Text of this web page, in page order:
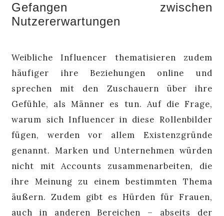
Gefangen zwischen
Nutzererwartungen
Weibliche Influencer thematisieren zudem
häufiger ihre Beziehungen online und
sprechen mit den Zuschauern über ihre
Gefühle, als Männer es tun. Auf die Frage,
warum sich Influencer in diese Rollenbilder
fügen, werden vor allem Existenzgründe
genannt. Marken und Unternehmen würden
nicht mit Accounts zusammenarbeiten, die
ihre Meinung zu einem bestimmten Thema
äußern. Zudem gibt es Hürden für Frauen,
auch in anderen Bereichen – abseits der